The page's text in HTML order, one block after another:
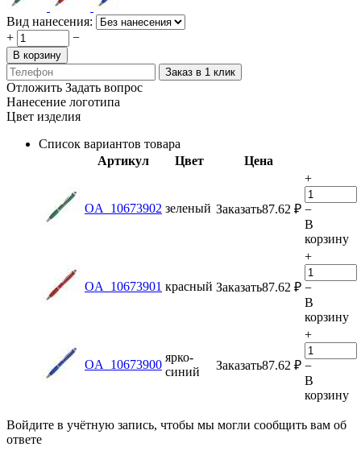
Вид нанесения:
+
−
В корзину
Заказ в 1 клик
Отложить Задать вопрос
Нанесение логотипа
Цвет изделия
Список вариантов товара
Артикул
Цвет Цена
OA_10673902 зеленый Заказать87.62 ₽
+
−
В
корзину
OA_10673901 красный Заказать87.62 ₽
+
−
В
корзину
OA_10673900
ярко-
синий
Заказать87.62 ₽
+
−
В
корзину
Войдите в учётную запись, чтобы мы могли сообщить вам об
ответе